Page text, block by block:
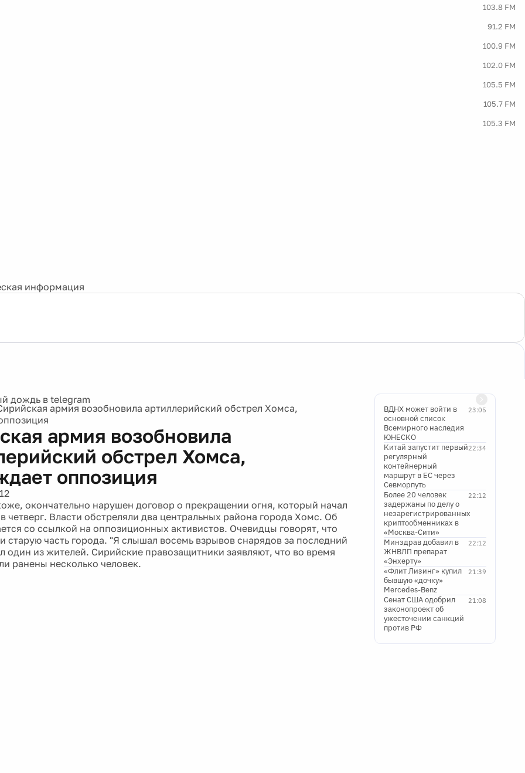
103.8 FM
91.2 FM
100.9 FM
102.0 FM
105.5 FM
105.7 FM
105.3 FM
информация
армия возобновила артиллерийский обстрел Хомса,
армия возобновила
обстрел Хомса,
оппозиция
окончательно нарушен договор о прекращении огня, который начал
четверг. Власти обстреляли два центральных района города Хомс. Об
со ссылкой на оппозиционных активистов. Очевидцы говорят, что
старую часть города. "Я слышал восемь взрывов снарядов за последний
один из жителей. Сирийские правозащитники заявляют, что во время
ранены несколько человек.
23:05
ВДНХ может войти в
основной список
Всемирного наследия
ЮНЕСКО
22:34
Китай запустит первый
регулярный
контейнерный
маршрут в ЕС через
Севморпуть
22:12
Более 20 человек
задержаны по делу о
незарегистрированных
криптообменниках в
«Москва-Сити»
22:12
Минздрав добавил в
ЖНВЛП препарат
«Энхерту»
21:39
«Флит Лизинг» купил
бывшую «дочку»
Mercedes-Benz
21:08
Сенат США одобрил
законопроект об
ужесточении санкций
против РФ